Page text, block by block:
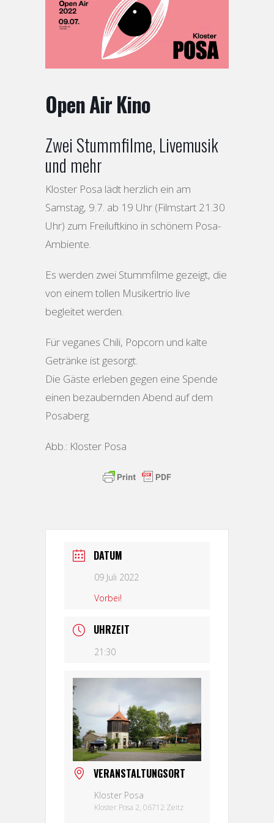
Open Air Kino
Zwei Stummfilme, Livemusik
und mehr
Kloster Posa lädt herzlich ein am
Samstag, 9.7. ab 19 Uhr (Filmstart 21.30
Uhr) zum Freiluftkino in schönem Posa-
Ambiente.
Es werden zwei Stummfilme gezeigt, die
von einem tollen Musikertrio live
begleitet werden.
Für veganes Chili, Popcorn und kalte
Getränke ist gesorgt.
Die Gäste erleben gegen eine Spende
einen bezaubernden Abend auf dem
Posaberg.
Abb.: Kloster Posa
DATUM
09 Juli 2022
Vorbei!
UHRZEIT
21:30
VERANSTALTUNGSORT
Kloster Posa
Kloster Posa 2, 06712 Zeitz